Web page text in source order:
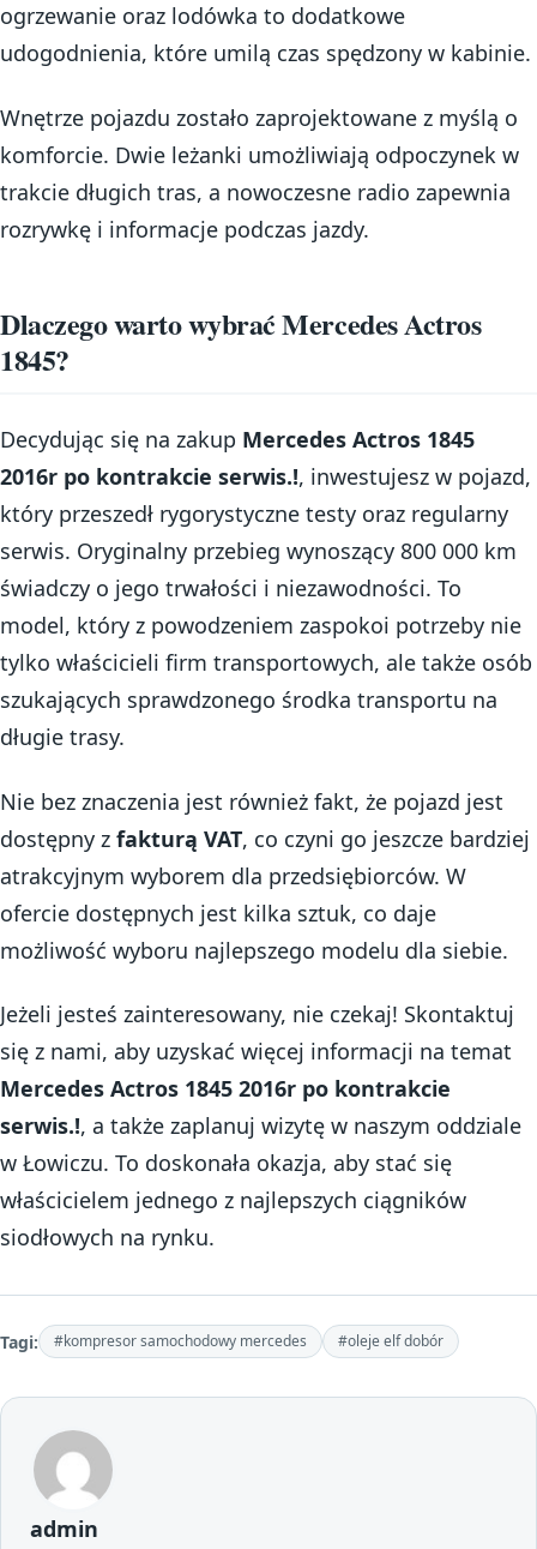
ogrzewanie oraz lodówka to dodatkowe
udogodnienia, które umilą czas spędzony w kabinie.
Wnętrze pojazdu zostało zaprojektowane z myślą o
komforcie. Dwie leżanki umożliwiają odpoczynek w
trakcie długich tras, a nowoczesne radio zapewnia
rozrywkę i informacje podczas jazdy.
Dlaczego warto wybrać Mercedes Actros
1845?
Decydując się na zakup Mercedes Actros 1845
2016r po kontrakcie serwis.!, inwestujesz w pojazd,
który przeszedł rygorystyczne testy oraz regularny
serwis. Oryginalny przebieg wynoszący 800 000 km
świadczy o jego trwałości i niezawodności. To
model, który z powodzeniem zaspokoi potrzeby nie
tylko właścicieli firm transportowych, ale także osób
szukających sprawdzonego środka transportu na
długie trasy.
Nie bez znaczenia jest również fakt, że pojazd jest
dostępny z fakturą VAT, co czyni go jeszcze bardziej
atrakcyjnym wyborem dla przedsiębiorców. W
ofercie dostępnych jest kilka sztuk, co daje
możliwość wyboru najlepszego modelu dla siebie.
Jeżeli jesteś zainteresowany, nie czekaj! Skontaktuj
się z nami, aby uzyskać więcej informacji na temat
Mercedes Actros 1845 2016r po kontrakcie
serwis.!, a także zaplanuj wizytę w naszym oddziale
w Łowiczu. To doskonała okazja, aby stać się
właścicielem jednego z najlepszych ciągników
siodłowych na rynku.
Tagi: #kompresor samochodowy mercedes #oleje elf dobór
admin